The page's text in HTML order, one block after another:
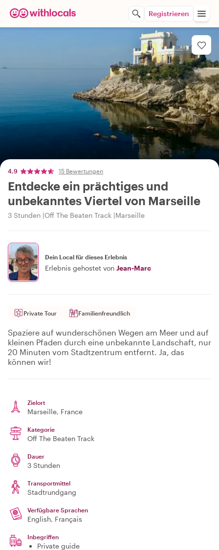
Registrieren
4,9 15 Bewertungen
Entdecke ein prächtiges und
unbekanntes Viertel von Marseille
3 Stunden Off The Beaten Track Marseille
Dein Local für dieses Erlebnis
Erlebnis gehostet von Jean-Marc
Private Tour Familienfreundlich
Spaziere auf wunderschönen Wegen am Meer und auf
kleinen Pfaden durch eine unbekannte Landschaft, nur
20 Minuten vom Stadtzentrum entfernt. Ja, das
können wir!
Zielort
Marseille, France
Kategorie
Off The Beaten Track
Dauer
3 Stunden
Transportmittel
Stadtrundgang
Verfügbare Sprachen
English, Français
Inbegriffen
Private guide